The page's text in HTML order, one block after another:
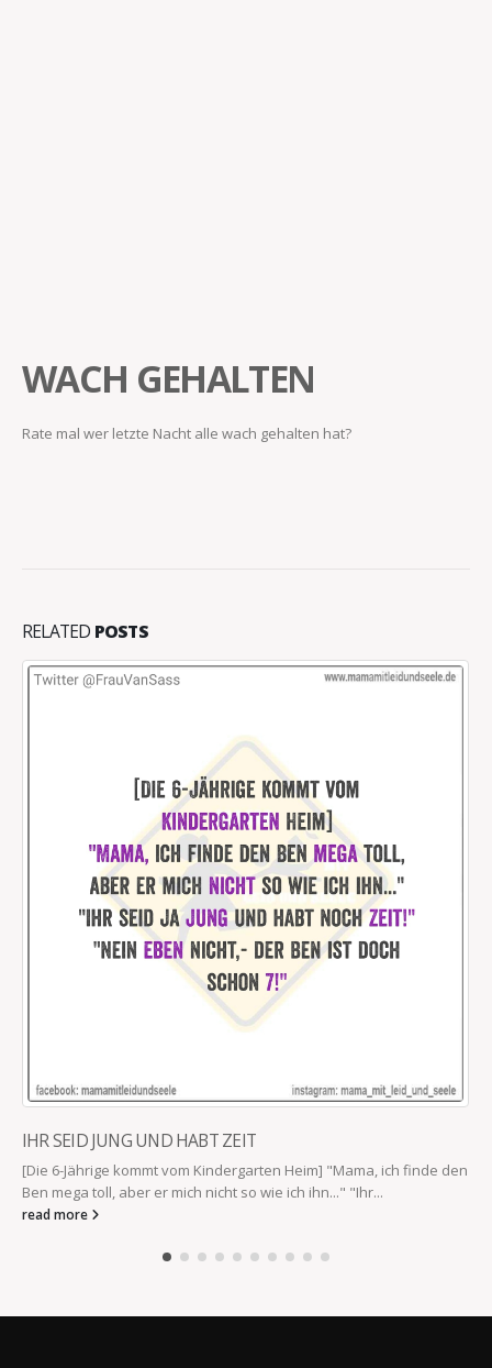
WACH GEHALTEN
Rate mal wer letzte Nacht alle wach gehalten hat?
RELATED POSTS
IHR SEID JUNG UND HABT ZEIT
[Die 6-Jährige kommt vom Kindergarten Heim] "Mama, ich finde den
Ben mega toll, aber er mich nicht so wie ich ihn..." "Ihr...
read more